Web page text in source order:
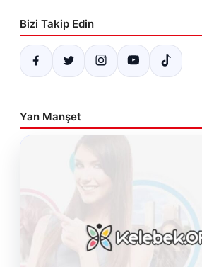
Bizi Takip Edin
Yan Manşet